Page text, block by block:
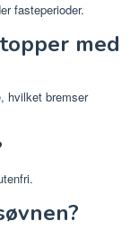
fasteperioder.
med
hvilket bremser